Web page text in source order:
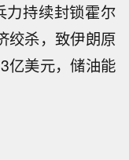
力持续封锁霍尔
绞杀，致伊朗原
亿美元，储油能